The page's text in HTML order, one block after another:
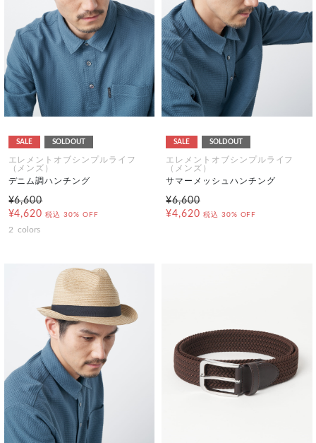
SALE SOLDOUT
エレメントオブシンプルライフ
（メンズ）
デニム調ハンチング
¥6,600
¥4,620 税込 30% OFF
2 colors
SALE SOLDOUT
エレメントオブシンプルライフ
（メンズ）
サマーメッシュハンチング
¥6,600
¥4,620 税込 30% OFF